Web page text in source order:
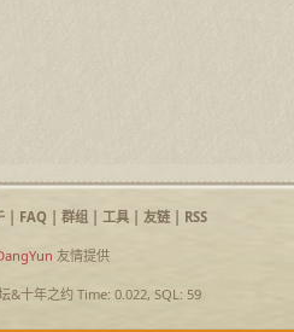
| FAQ| 群组| 工具| 友链| RSS
友情提供
&十年之约Time: 0.022, SQL: 59